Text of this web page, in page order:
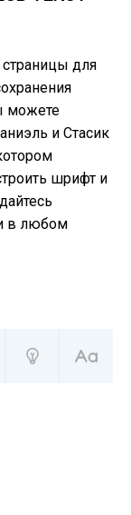
для
можете
и Стасик
шрифт и
в любом